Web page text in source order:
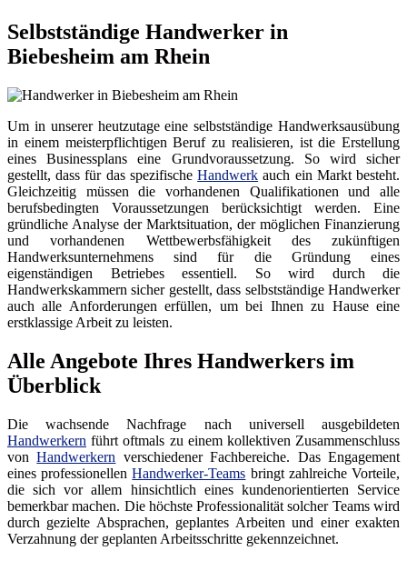
Selbstständige Handwerker in
Biebesheim am Rhein
Um in unserer heutzutage eine selbstständige Handwerksausübung
in einem meisterpflichtigen Beruf zu realisieren, ist die Erstellung
eines Businessplans eine Grundvoraussetzung. So wird sicher
gestellt, dass für das spezifischeHandwerk auch ein Markt besteht.
Gleichzeitig müssen die vorhandenen Qualifikationen und alle
berufsbedingten Voraussetzungen berücksichtigt werden. Eine
gründliche Analyse der Marktsituation, der möglichen Finanzierung
und vorhandenen Wettbewerbsfähigkeit des zukünftigen
Handwerksunternehmens sind für die Gründung eines
eigenständigen Betriebes essentiell. So wird durch die
Handwerkskammern sicher gestellt, dass selbstständige Handwerker
auch alle Anforderungen erfüllen, um bei Ihnen zu Hause eine
erstklassige Arbeit zu leisten.
Alle Angebote Ihres Handwerkers im
Überblick
Die wachsende Nachfrage nach universell ausgebildeten
Handwerkern führt oftmals zu einem kollektiven Zusammenschluss
vonHandwerkern verschiedener Fachbereiche. Das Engagement
eines professionellenHandwerker-Teams bringt zahlreiche Vorteile,
die sich vor allem hinsichtlich eines kundenorientierten Service
bemerkbar machen. Die höchste Professionalität solcher Teams wird
durch gezielte Absprachen, geplantes Arbeiten und einer exakten
Verzahnung der geplanten Arbeitsschritte gekennzeichnet.